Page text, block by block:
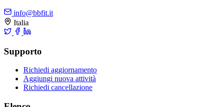
info@bbfit.it
Italia
Supporto
Richiedi aggiornamento
Aggiungi nuova attività
Richiedi cancellazione